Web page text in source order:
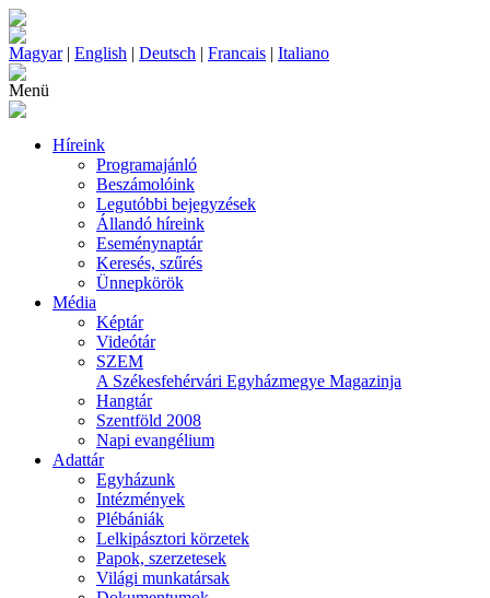
Magyar| English | Deutsch | Francais | Italiano
Menü
Híreink
Programajánló
Beszámolóink
Legutóbbi bejegyzések
Állandó híreink
Eseménynaptár
Keresés, szűrés
Ünnepkörök
Média
Képtár
Videótár
SZEM
A Székesfehérvári Egyházmegye Magazinja
Hangtár
Szentföld 2008
Napi evangélium
Adattár
Egyházunk
Intézmények
Plébániák
Lelkipásztori körzetek
Papok, szerzetesek
Világi munkatársak